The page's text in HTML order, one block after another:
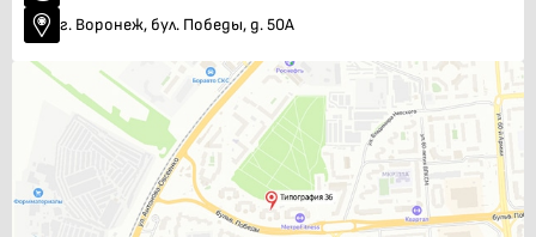
г. Воронеж, бул. Победы, д. 50А